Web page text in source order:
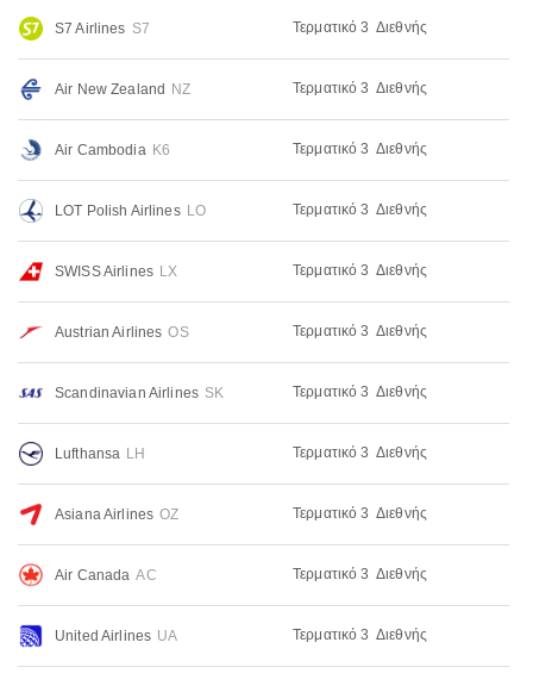
S7 Airlines S7 Τερματικό 3 Διεθνής
Air New Zealand NZ Τερματικό 3 Διεθνής
Air Cambodia K6 Τερματικό 3 Διεθνής
LOT Polish Airlines LO Τερματικό 3 Διεθνής
SWISS Airlines LX Τερματικό 3 Διεθνής
Austrian Airlines OS Τερματικό 3 Διεθνής
Scandinavian Airlines SK Τερματικό 3 Διεθνής
Lufthansa LH Τερματικό 3 Διεθνής
Asiana Airlines OZ Τερματικό 3 Διεθνής
Air Canada AC Τερματικό 3 Διεθνής
United Airlines UA Τερματικό 3 Διεθνής